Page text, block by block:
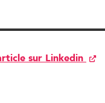
sur Linkedin